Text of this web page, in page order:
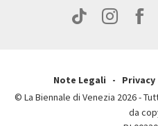
Note Legali Privacy
© La Biennale di Venezia 2026 -
da